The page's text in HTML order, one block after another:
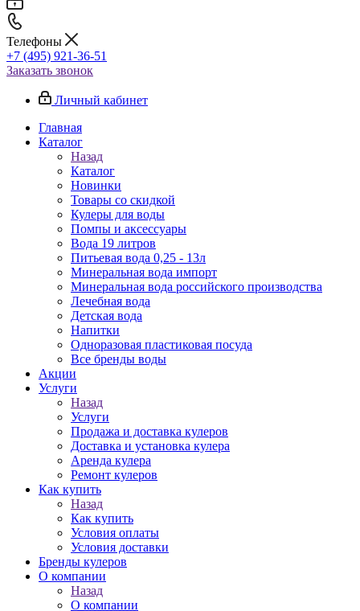
Телефоны
+7 (495) 921-36-51
Заказать звонок
Личный кабинет
Главная
Каталог
Назад
Каталог
Новинки
Товары со скидкой
Кулеры для воды
Помпы и аксессуары
Вода 19 литров
Питьевая вода 0,25 - 13л
Минеральная вода импорт
Минеральная вода российского производства
Лечебная вода
Детская вода
Напитки
Одноразовая пластиковая посуда
Все бренды воды
Акции
Услуги
Назад
Услуги
Продажа и доставка кулеров
Доставка и установка кулера
Аренда кулера
Ремонт кулеров
Как купить
Назад
Как купить
Условия оплаты
Условия доставки
Бренды кулеров
О компании
Назад
О компании